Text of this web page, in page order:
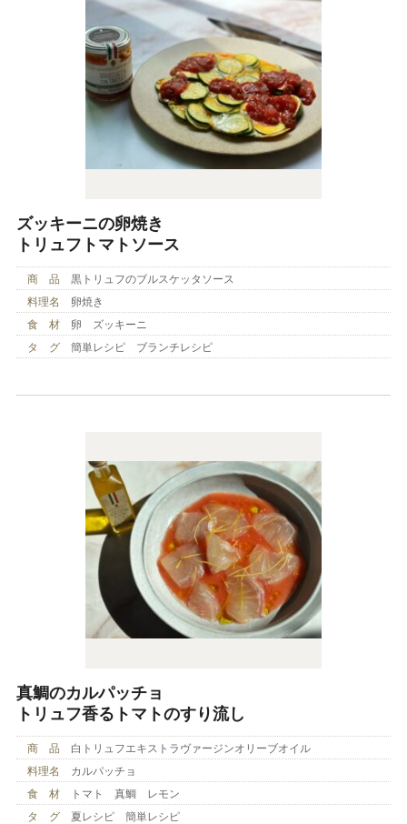
ズッキーニの卵焼き
トリュフトマトソース
商 品
黒トリュフのブルスケッタソース
料理名
卵焼き
食 材
卵 ズッキーニ
タ グ
簡単レシピ ブランチレシピ
真鯛のカルパッチョ
トリュフ香るトマトのすり流し
商 品
白トリュフエキストラヴァージンオリーブオイル
料理名
カルパッチョ
食 材
トマト 真鯛 レモン
タ グ
夏レシピ 簡単レシピ